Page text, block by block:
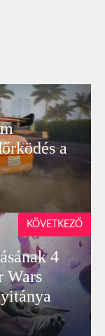
a
4
Wars
KÖVETKEZŐ